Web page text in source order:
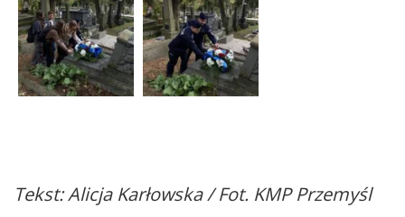
Tekst: Alicja Karłowska / Fot. KMP Przemyśl